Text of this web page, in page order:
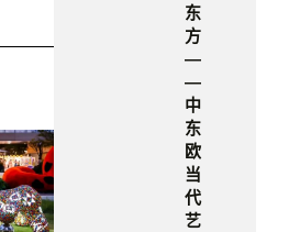
东
方
—
—
中
东
欧
当
代
艺